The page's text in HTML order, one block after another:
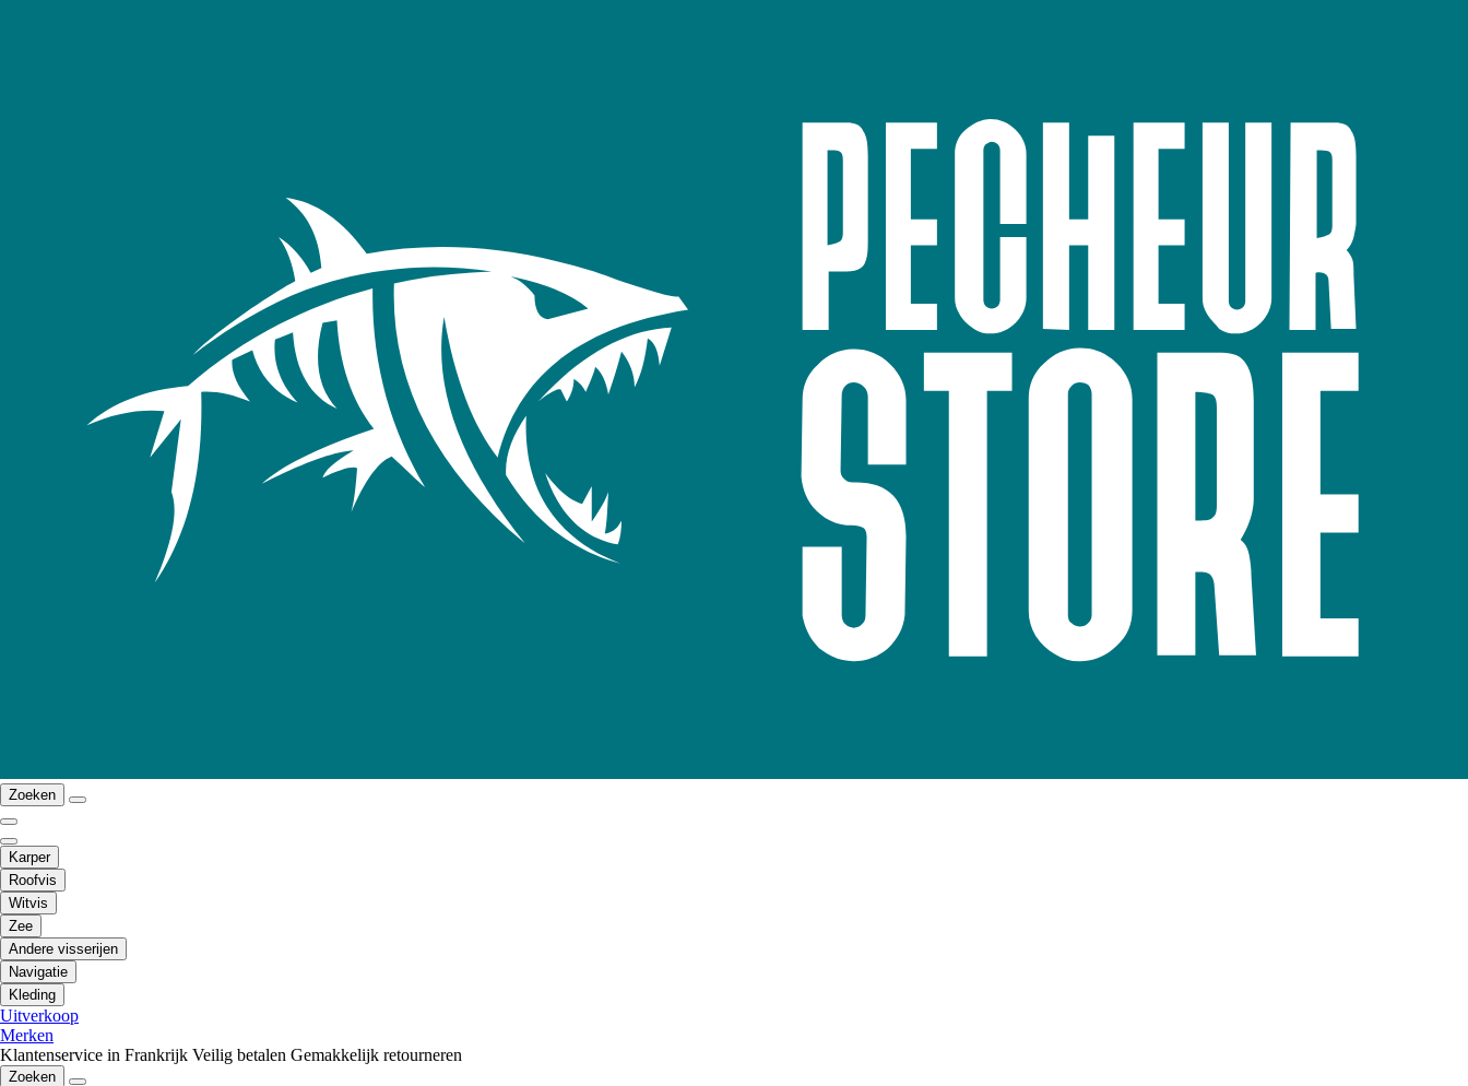
Zoeken
Karper
Roofvis
Witvis
Zee
Andere visserijen
Navigatie
Kleding
Uitverkoop
Merken
Klantenservice in Frankrijk Veilig betalen Gemakkelijk retourneren
Zoeken